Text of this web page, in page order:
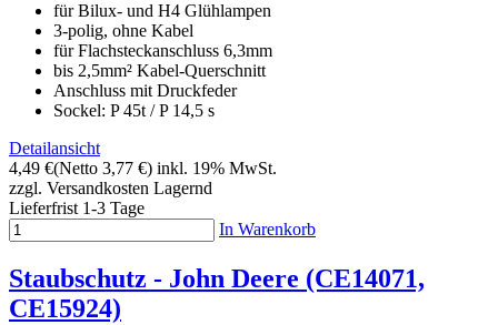
für Bilux- und H4 Glühlampen
3-polig, ohne Kabel
für Flachsteckanschluss 6,3mm
bis 2,5mm² Kabel-Querschnitt
Anschluss mit Druckfeder
Sockel: P 45t / P 14,5 s
Detailansicht
4,49 €(Netto 3,77 €) inkl. 19% MwSt.
zzgl. Versandkosten Lagernd
Lieferfrist 1-3 Tage
In Warenkorb
Staubschutz - John Deere (CE14071,
CE15924)